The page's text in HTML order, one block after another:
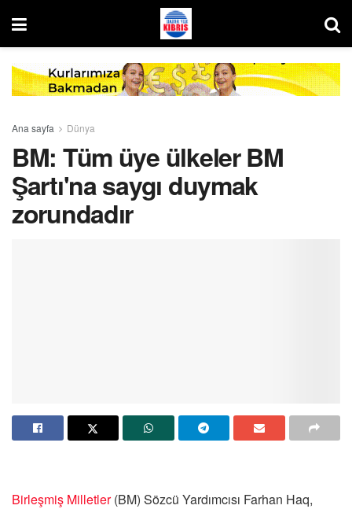
Ana sayfa Dünya
BM: Tüm üye ülkeler BM
Şartı'na saygı duymak
zorundadır
Birleşmiş Milletler(BM) Sözcü Yardımcısı Farhan Haq,